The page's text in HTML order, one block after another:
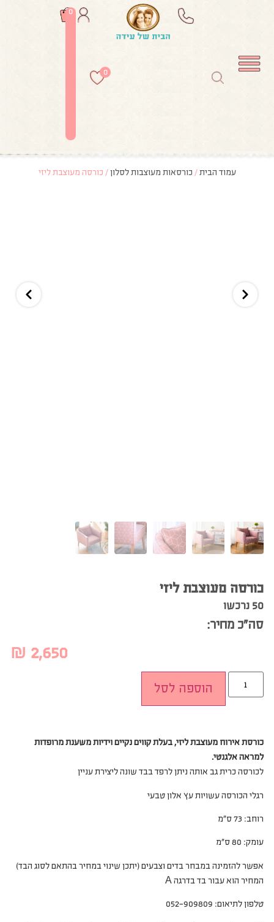
0
0
עמוד הבית/ כורסאות מעוצבות לסלון/ כורסה מעוצבת ליזי
כורסה מעוצבת ליזי
50 נרכשו
סה”כ מחיר:
₪ 2,650
הוספה לסל
כורסת אירוח מעוצבת ליזי, בעלת קווים נקיים וידיות משענת מרופדות
למראה אלגנטי.
לכורסה כרית גב אותה ניתן לרפד בבד שונה ליצירת עניין
רגלי הכורסה עשויות עץ אלון טבעי
רוחב: 73 ס”מ
עומק: 80 ס”מ
אפשר להזמינה במבחר בדים וצבעים (יתכן שינוי במחיר בהתאם לסוג הבד)
המחיר הוא עבור בד בדרגה A
טלפון לתיאום: 052-909809